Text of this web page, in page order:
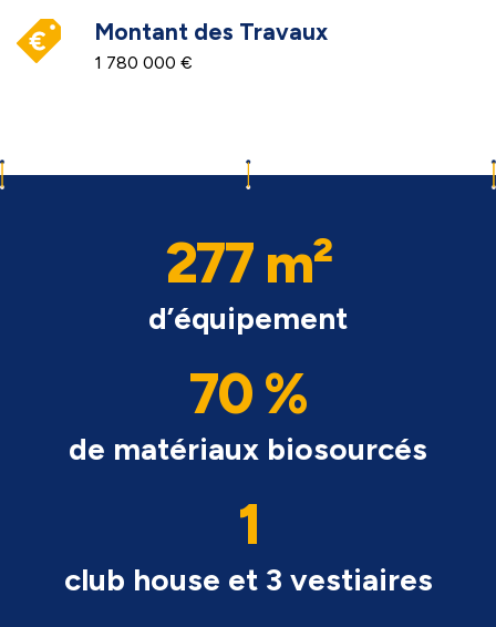
Montant des Travaux
1 780 000 €
277 m²
d’équipement
70 %
de matériaux biosourcés
1
club house et 3 vestiaires